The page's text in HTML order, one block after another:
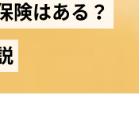
険はある？